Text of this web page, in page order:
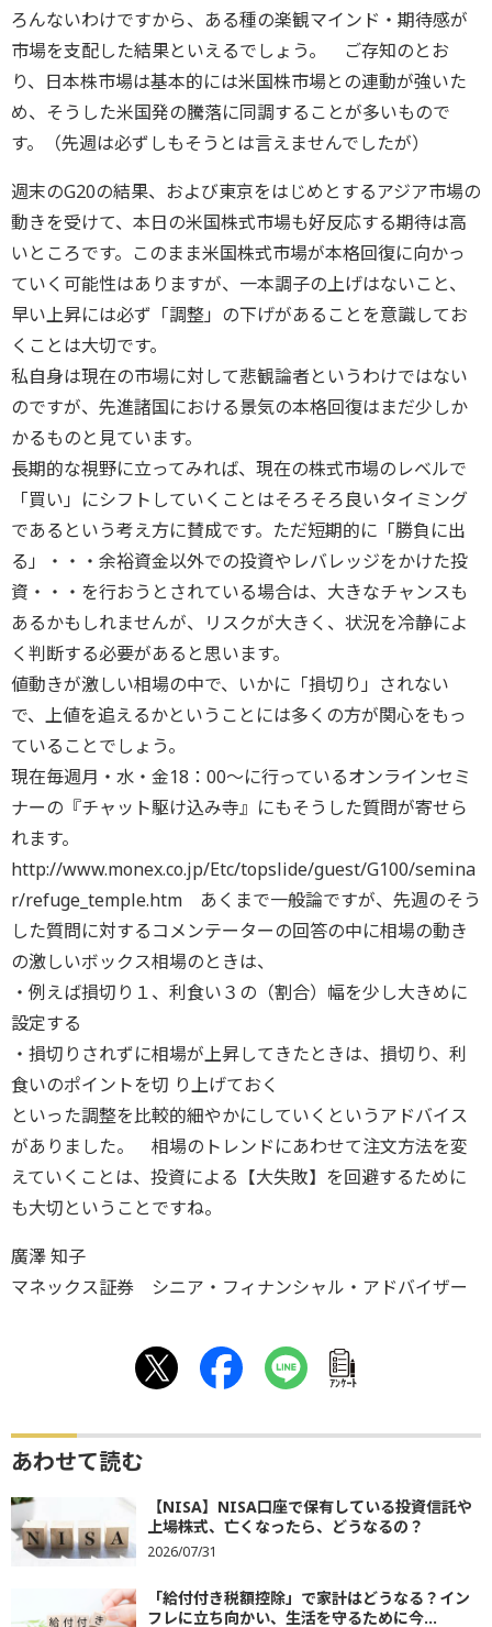
ろんないわけですから、ある種の楽観マインド・期待感が
市場を支配した結果といえるでしょう。 ご存知のとお
り、日本株市場は基本的には米国株市場との連動が強いた
め、そうした米国発の騰落に同調することが多いもので
す。（先週は必ずしもそうとは言えませんでしたが）
週末のG20の結果、および東京をはじめとするアジア市場の
動きを受けて、本日の米国株式市場も好反応する期待は高
いところです。このまま米国株式市場が本格回復に向かっ
ていく可能性はありますが、一本調子の上げはないこと、
早い上昇には必ず「調整」の下げがあることを意識してお
くことは大切です。
私自身は現在の市場に対して悲観論者というわけではない
のですが、先進諸国における景気の本格回復はまだ少しか
かるものと見ています。
長期的な視野に立ってみれば、現在の株式市場のレベルで
「買い」にシフトしていくことはそろそろ良いタイミング
であるという考え方に賛成です。ただ短期的に「勝負に出
る」・・・余裕資金以外での投資やレバレッジをかけた投
資・・・を行おうとされている場合は、大きなチャンスも
あるかもしれませんが、リスクが大きく、状況を冷静によ
く判断する必要があると思います。
値動きが激しい相場の中で、いかに「損切り」されない
で、上値を追えるかということには多くの方が関心をもっ
ていることでしょう。
現在毎週月・水・金18：00～に行っているオンラインセミ
ナーの『チャット駆け込み寺』にもそうした質問が寄せら
れます。
http://www.monex.co.jp/Etc/topslide/guest/G100/semina
r/refuge_temple.htm あくまで一般論ですが、先週のそう
した質問に対するコメンテーターの回答の中に相場の動き
の激しいボックス相場のときは、
・例えば損切り１、利食い３の（割合）幅を少し大きめに
設定する
・損切りされずに相場が上昇してきたときは、損切り、利
食いのポイントを切 り上げておく
といった調整を比較的細やかにしていくというアドバイス
がありました。 相場のトレンドにあわせて注文方法を変
えていくことは、投資による【大失敗】を回避するために
も大切ということですね。
廣澤 知子
マネックス証券 シニア・フィナンシャル・アドバイザー
ｱﾝｹｰﾄ
あわせて読む
【NISA】NISA口座で保有している投資信託や
上場株式、亡くなったら、どうなるの？
2026/07/31
「給付付き税額控除」で家計はどうなる？イン
フレに立ち向かい、生活を守るために今...